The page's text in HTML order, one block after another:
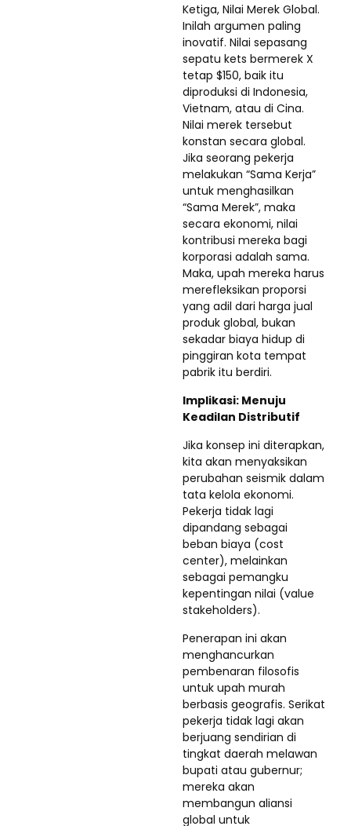
Ketiga, Nilai Merek Global.
Inilah argumen paling
inovatif. Nilai sepasang
sepatu kets bermerek X
tetap $150, baik itu
diproduksi di Indonesia,
Vietnam, atau di Cina.
Nilai merek tersebut
konstan secara global.
Jika seorang pekerja
melakukan “Sama Kerja”
untuk menghasilkan
“Sama Merek”, maka
secara ekonomi, nilai
kontribusi mereka bagi
korporasi adalah sama.
Maka, upah mereka harus
merefleksikan proporsi
yang adil dari harga jual
produk global, bukan
sekadar biaya hidup di
pinggiran kota tempat
pabrik itu berdiri.
Implikasi: Menuju
Keadilan Distributif
Jika konsep ini diterapkan,
kita akan menyaksikan
perubahan seismik dalam
tata kelola ekonomi.
Pekerja tidak lagi
dipandang sebagai
beban biaya (cost
center), melainkan
sebagai pemangku
kepentingan nilai (value
stakeholders).
Penerapan ini akan
menghancurkan
pembenaran filosofis
untuk upah murah
berbasis geografis. Serikat
pekerja tidak lagi akan
berjuang sendirian di
tingkat daerah melawan
bupati atau gubernur;
mereka akan
membangun aliansi
global untuk